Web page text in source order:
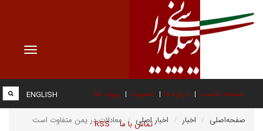
Toggle
صفحه نخست درباره ما عضویت پیوند ها
تماس با ما RSS
ENGLISH
صفحه‌اصلی اخبار اخبار اصلی معادلات در یمن متفاوت است